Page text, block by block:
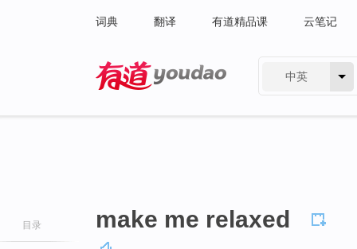
词典 翻译 有道精品课 云笔记
中英
目录 make me relaxed